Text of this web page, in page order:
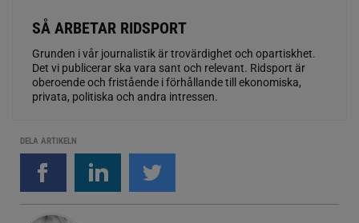
SÅ ARBETAR RIDSPORT
Grunden i vår journalistik är trovärdighet och opartiskhet.
Det vi publicerar ska vara sant och relevant. Ridsport är
oberoende och fristående i förhållande till ekonomiska,
privata, politiska och andra intressen.
DELA ARTIKELN